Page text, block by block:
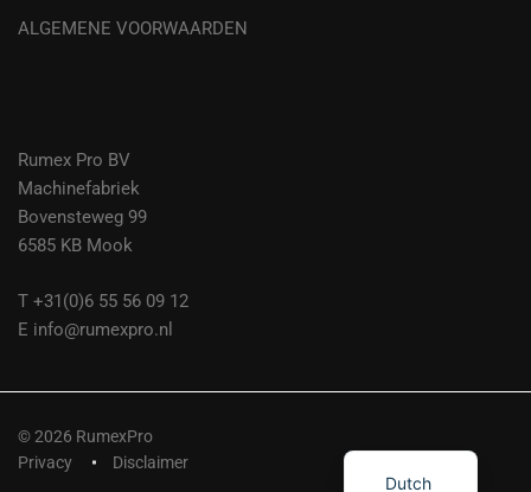
ALGEMENE VOORWAARDEN
Rumex Pro BV
Machinefabriek
Bovensteweg 99
6585 KB Mook
T +31(0)6 55 56 09 12
E info@rumexpro.nl
© 2026 RumexPro
Privacy
Disclaimer
Dutch